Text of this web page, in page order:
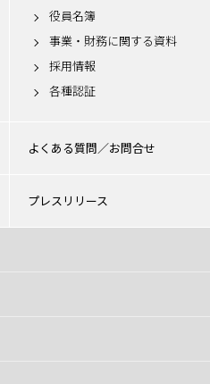
役員名簿
事業・財務に関する資料
採用情報
各種認証
よくある質問／お問合せ
プレスリリース